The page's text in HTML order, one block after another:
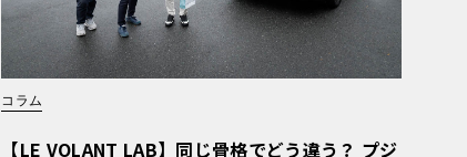
コラム
【LE VOLANT LAB】同じ骨格でどう違う？ プジ